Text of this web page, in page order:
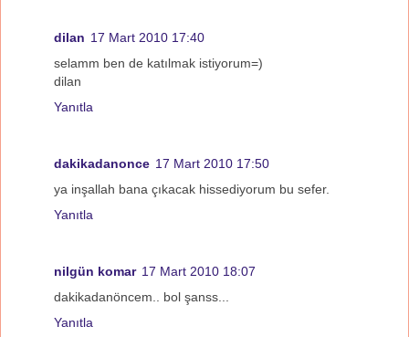
dilan 17 Mart 2010 17:40
selamm ben de katılmak istiyorum=)
dilan
Yanıtla
dakikadanonce 17 Mart 2010 17:50
ya inşallah bana çıkacak hissediyorum bu sefer.
Yanıtla
nilgün komar 17 Mart 2010 18:07
dakikadanöncem.. bol şanss...
Yanıtla